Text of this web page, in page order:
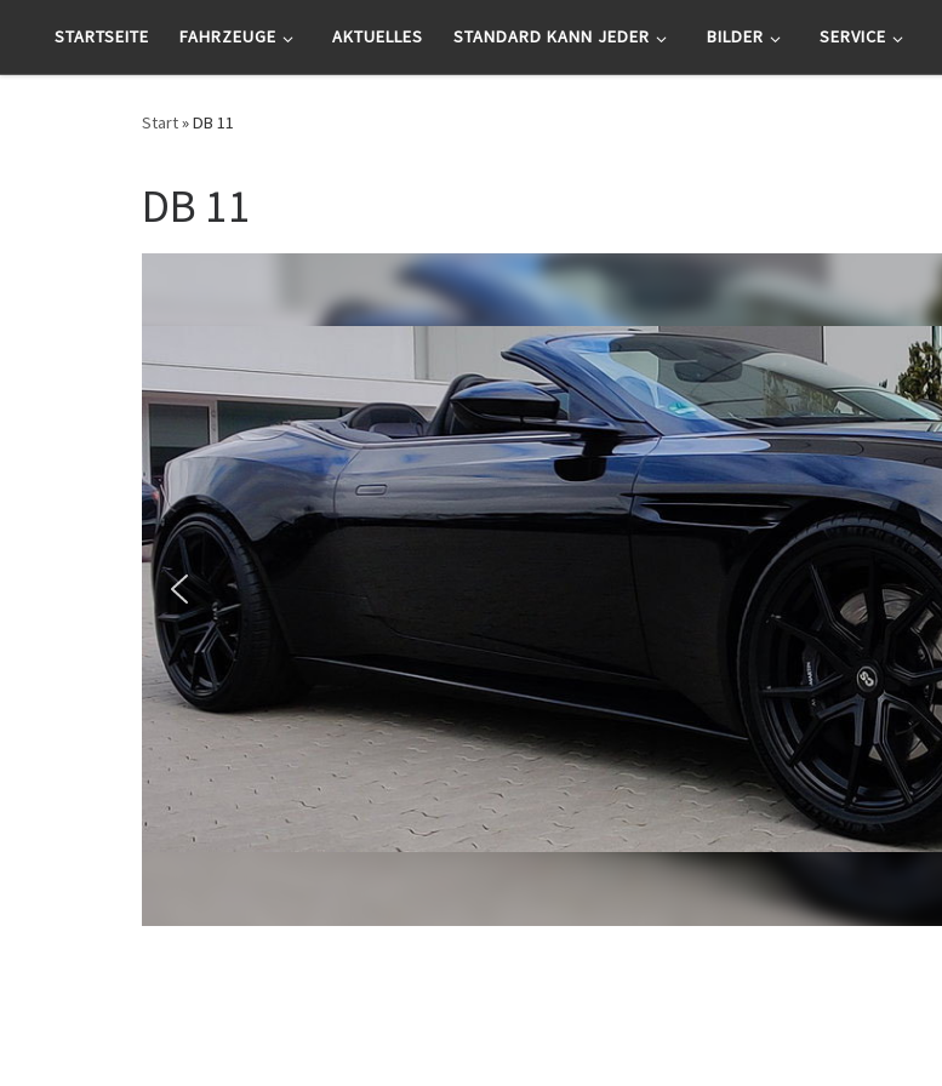
Zum Inhalt springen
STARTSEITE FAHRZEUGE AKTUELLES STANDARD KANN JEDER BILDER SERVICE
Start»DB 11
DB 11